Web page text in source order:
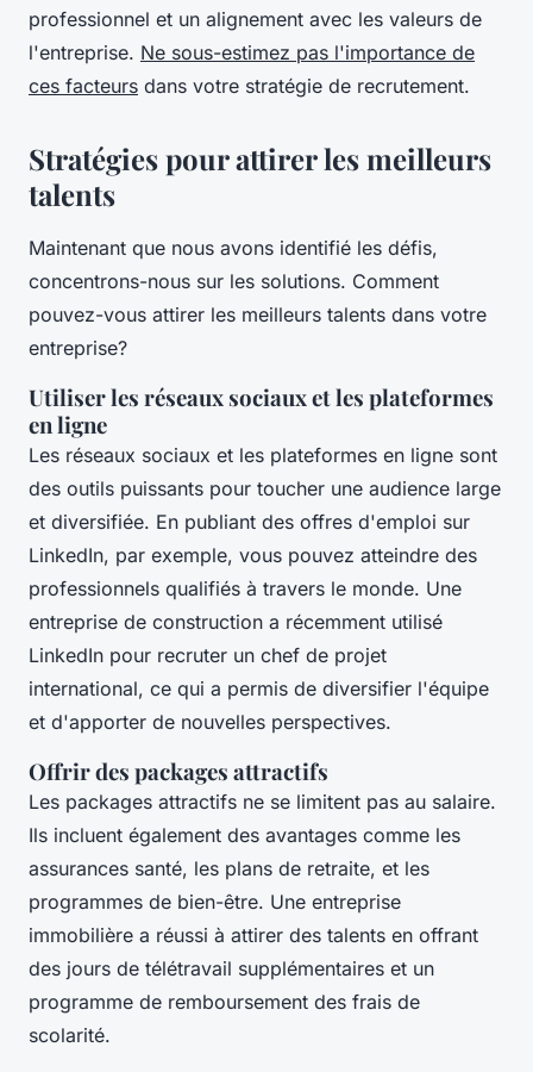
professionnel et un alignement avec les valeurs de
l'entreprise. Ne sous-estimez pas l'importance de
ces facteurs dans votre stratégie de recrutement.
Stratégies pour attirer les meilleurs
talents
Maintenant que nous avons identifié les défis,
concentrons-nous sur les solutions. Comment
pouvez-vous attirer les meilleurs talents dans votre
entreprise?
Utiliser les réseaux sociaux et les plateformes
en ligne
Les réseaux sociaux et les plateformes en ligne sont
des outils puissants pour toucher une audience large
et diversifiée. En publiant des offres d'emploi sur
LinkedIn, par exemple, vous pouvez atteindre des
professionnels qualifiés à travers le monde. Une
entreprise de construction a récemment utilisé
LinkedIn pour recruter un chef de projet
international, ce qui a permis de diversifier l'équipe
et d'apporter de nouvelles perspectives.
Offrir des packages attractifs
Les packages attractifs ne se limitent pas au salaire.
Ils incluent également des avantages comme les
assurances santé, les plans de retraite, et les
programmes de bien-être. Une entreprise
immobilière a réussi à attirer des talents en offrant
des jours de télétravail supplémentaires et un
programme de remboursement des frais de
scolarité.